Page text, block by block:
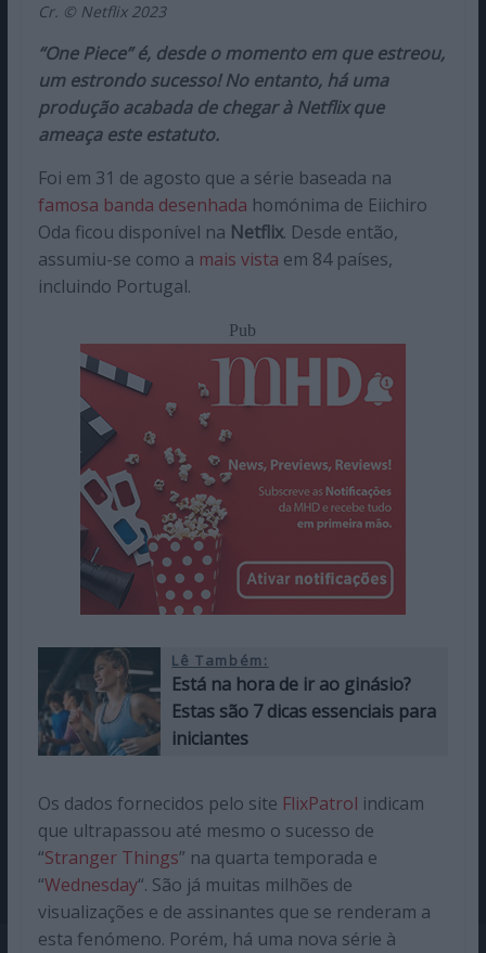
Cr. © Netflix 2023
“One Piece” é, desde o momento em que estreou,
um estrondo sucesso! No entanto, há uma
produção acabada de chegar à Netflix que
ameaça este estatuto.
Foi em 31 de agosto que a série baseada na
famosa banda desenhada homónima de Eiichiro
Oda ficou disponível na Netflix. Desde então,
assumiu-se como a mais vista em 84 países,
incluindo Portugal.
Pub
Lê Também:
Está na hora de ir ao ginásio?
Estas são 7 dicas essenciais para
iniciantes
Os dados fornecidos pelo site FlixPatrol indicam
que ultrapassou até mesmo o sucesso de
“Stranger Things” na quarta temporada e
“Wednesday“. São já muitas milhões de
visualizações e de assinantes que se renderam a
esta fenómeno. Porém, há uma nova série à